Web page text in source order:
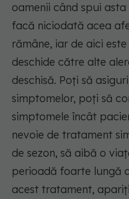
oamenii când spui
facă niciodată acea
rămâne, iar de aici
deschide către alte
deschisă. Poți să
simptomelor, poți să
simptomele încât
nevoie de tratament
de sezon, să aibă o
perioadă foarte lungă
acest tratament,